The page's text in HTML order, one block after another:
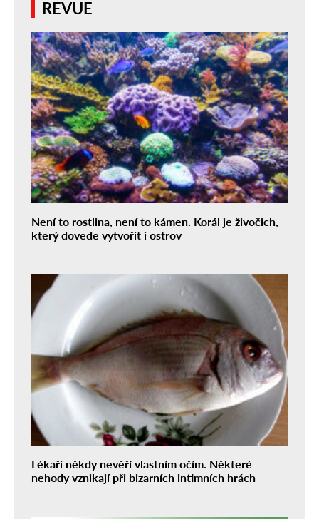
REVUE
Není to rostlina, není to kámen. Korál je živočich,
který dovede vytvořit i ostrov
Lékaři někdy nevěří vlastním očím. Některé
nehody vznikají při bizarních intimních hrách